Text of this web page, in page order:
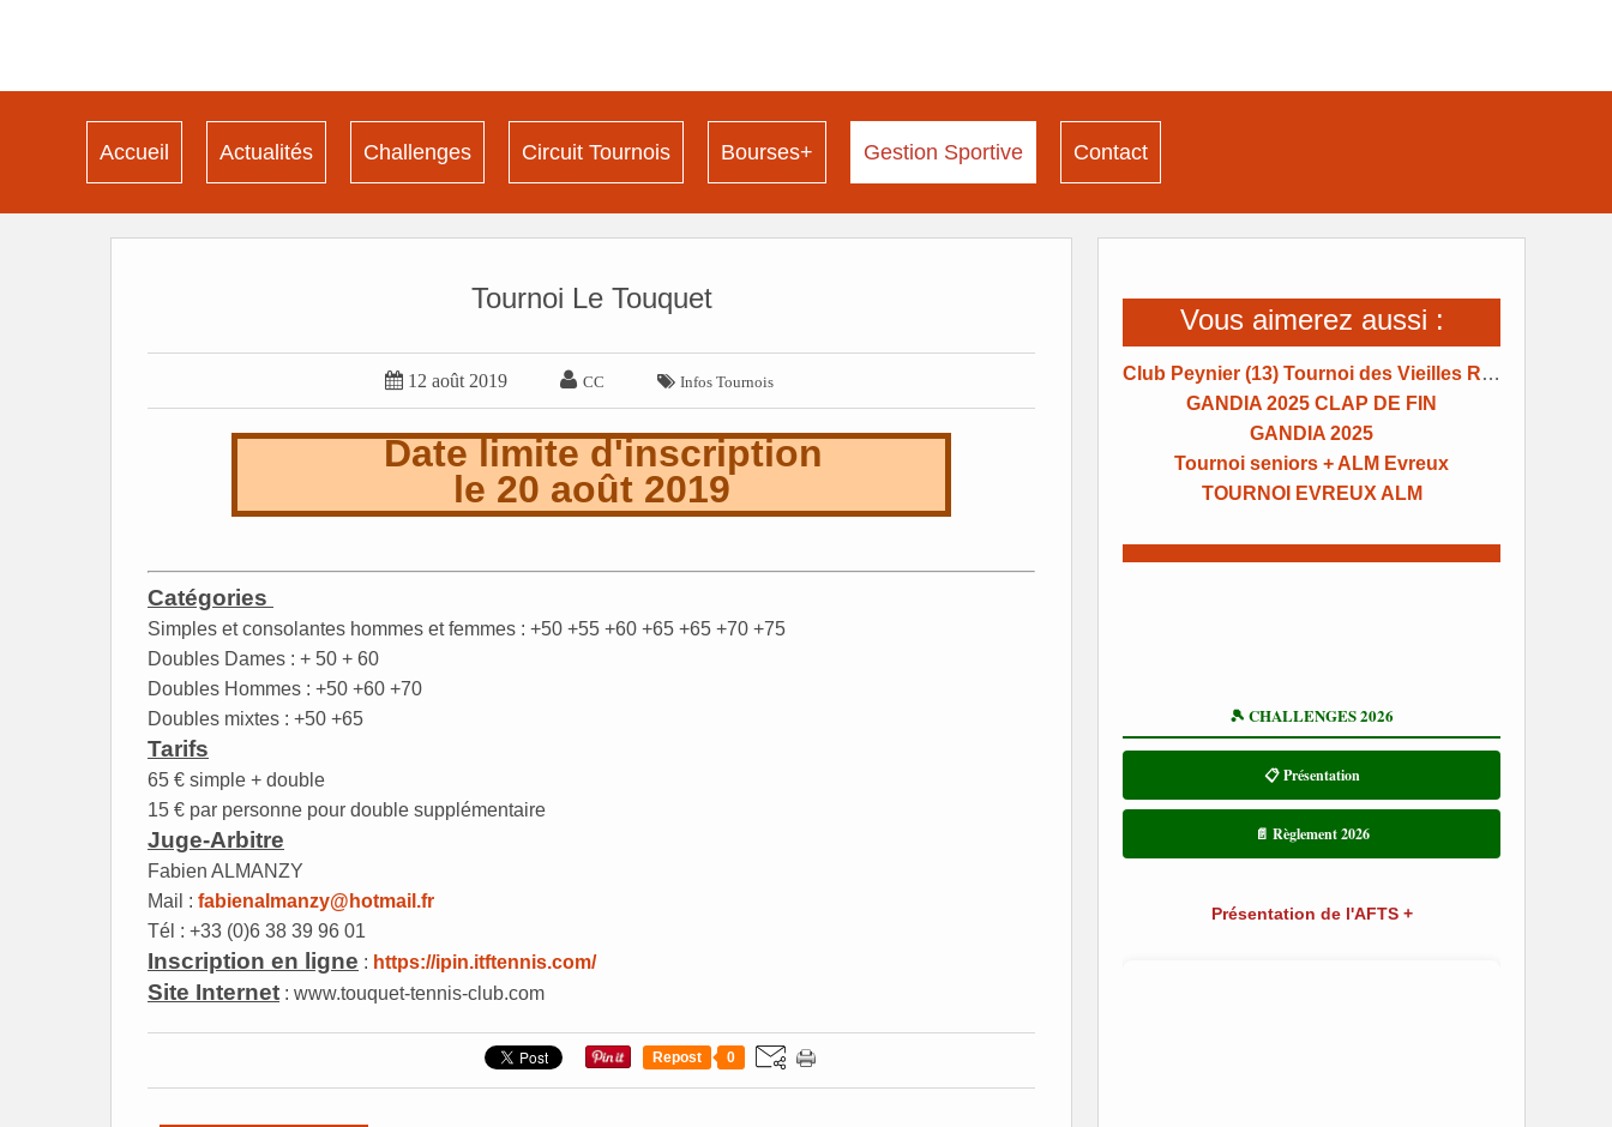
Accueil Actualités Challenges Circuit Tournois Bourses+ Gestion Sportive Contact
Vous aimerez aussi :
Club Peynier (13) Tournoi des Vieilles Raquettes
GANDIA 2025 CLAP DE FIN
GANDIA 2025
Tournoi seniors + ALM Evreux
TOURNOI EVREUX ALM
🎾 CHALLENGES 2026
📋 Présentation
📄 Règlement 2026
Présentation de l'AFTS +
Tournoi Le Touquet
 12 août 2019  CC  Infos Tournois
Date limite d'inscription
le 20 août 2019
Catégories
Simples et consolantes hommes et femmes : +50 +55 +60 +65 +65 +70 +75
Doubles Dames : + 50 + 60
Doubles Hommes : +50 +60 +70
Doubles mixtes : +50 +65
Tarifs
65 € simple + double
15 € par personne pour double supplémentaire
Juge-Arbitre
Fabien ALMANZY
Mail : fabienalmanzy@hotmail.fr
Tél : +33 (0)6 38 39 96 01
Inscription en ligne : https://ipin.itftennis.com/
Site Internet : www.touquet-tennis-club.com
Repost 0